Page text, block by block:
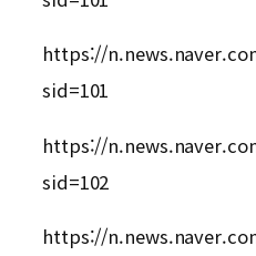
https://
sid=101
https://
sid=102
https://